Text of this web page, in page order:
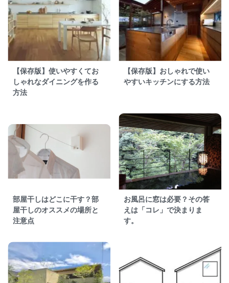
【保存版】使いやすくてお
しゃれなダイニングを作る
方法
【保存版】おしゃれで使い
やすいキッチンにする方法
部屋干しはどこに干す？部
屋干しのオススメの場所と
注意点
お風呂に窓は必要？その答
えは「コレ」で決まりま
す。